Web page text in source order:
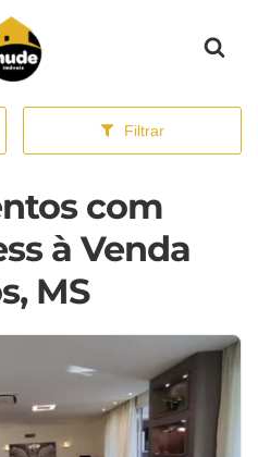
inicial
Filtrar
com
à Venda
MS